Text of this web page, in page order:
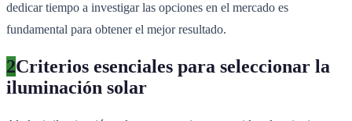
dedicar tiempo a investigar las opciones en el mercado es
fundamental para obtener el mejor resultado.
2Criterios esenciales para seleccionar la
iluminación solar